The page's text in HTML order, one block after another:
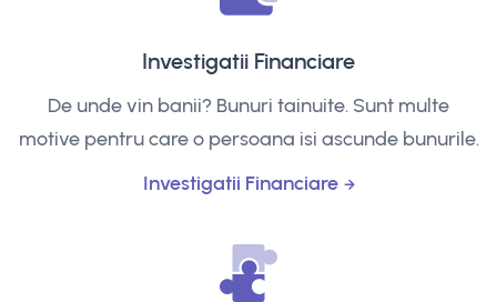
Investigatii Financiare
De unde vin banii? Bunuri tainuite. Sunt multe
motive pentru care o persoana isi ascunde bunurile.
Investigatii Financiare